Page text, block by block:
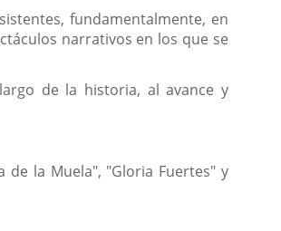
fundamentalmente, en
narrativos en los que se
de la historia, al avance y
de la Muela", "Gloria Fuertes" y